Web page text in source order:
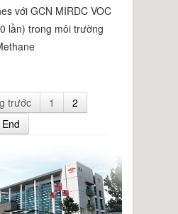
với GCN MIRDC VOC
lần) trong môi trường
trước 1
2
End